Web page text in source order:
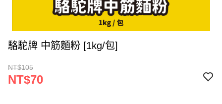
駱駝牌 中筋麵粉 [1kg/包]
NT$105
NT$70